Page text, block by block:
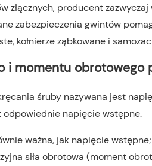
złącznych, producent
zabezpieczenia gwintów
kołnierze ząbkowane i
i momentu obrotowego
śruby nazywana jest
odpowiednie napięcie wstępne.
ważna, jak napięcie
siła obrotowa (moment